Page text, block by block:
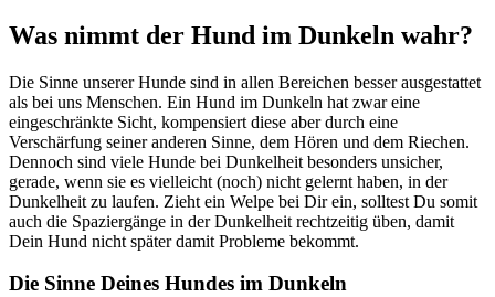
Was nimmt der Hund im Dunkeln wahr?
Die Sinne unserer Hunde sind in allen Bereichen besser ausgestattet
als bei uns Menschen. Ein Hund im Dunkeln hat zwar eine
eingeschränkte Sicht, kompensiert diese aber durch eine
Verschärfung seiner anderen Sinne, dem Hören und dem Riechen.
Dennoch sind viele Hunde bei Dunkelheit besonders unsicher,
gerade, wenn sie es vielleicht (noch) nicht gelernt haben, in der
Dunkelheit zu laufen. Zieht ein Welpe bei Dir ein, solltest Du somit
auch die Spaziergänge in der Dunkelheit rechtzeitig üben, damit
Dein Hund nicht später damit Probleme bekommt.
Die Sinne Deines Hundes im Dunkeln